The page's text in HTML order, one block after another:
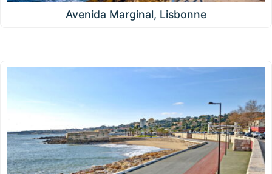
Avenida Marginal, Lisbonne